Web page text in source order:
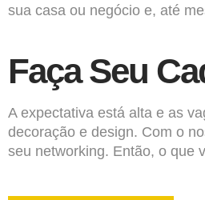
sua casa ou negócio e, até
Faça Seu
A expectativa está alta e as
decoração e design. Com o
seu networking. Então, o que